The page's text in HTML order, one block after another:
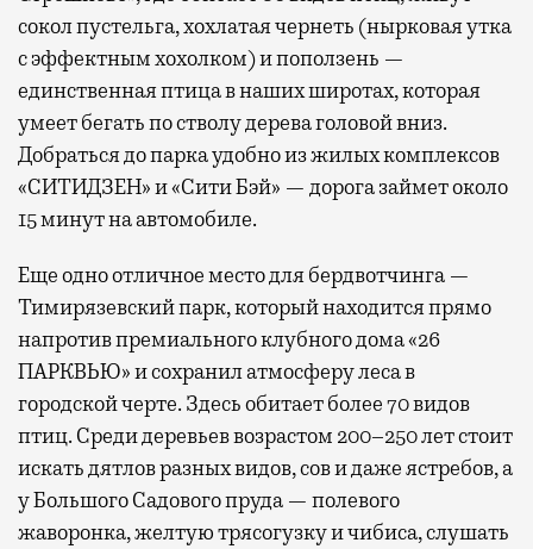
сокол пустельга, хохлатая чернеть (нырковая утка
с эффектным хохолком) и поползень —
единственная птица в наших широтах, которая
умеет бегать по стволу дерева головой вниз.
Добраться до парка удобно из жилых комплексов
«СИТИДЗЕН» и «Сити Бэй» — дорога займет около
15 минут на автомобиле.
Еще одно отличное место для бердвотчинга —
Тимирязевский парк, который находится прямо
напротив премиального клубного дома «26
ПАРКВЬЮ» и сохранил атмосферу леса в
городской черте. Здесь обитает более 70 видов
птиц. Среди деревьев возрастом 200–250 лет стоит
искать дятлов разных видов, сов и даже ястребов, а
у Большого Садового пруда — полевого
жаворонка, желтую трясогузку и чибиса, слушать